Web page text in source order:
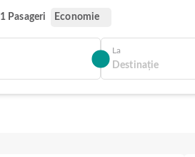
1 Pasageri Economie
La